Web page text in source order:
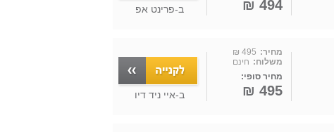
494 ₪ ב-פרינט אפ
מחיר: 495 ₪
משלוח: חינם
מחיר סופי:
495 ₪ ב-איי ניד דיו